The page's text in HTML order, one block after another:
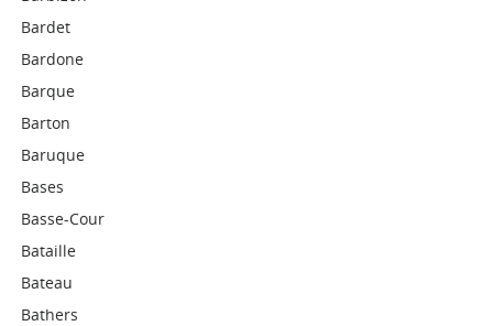
Bardet
Bardone
Barque
Barton
Baruque
Bases
Basse-Cour
Bataille
Bateau
Bathers